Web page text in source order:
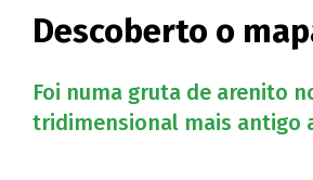
Descoberto o
Foi numa gruta de arenito
tridimensional mais antigo